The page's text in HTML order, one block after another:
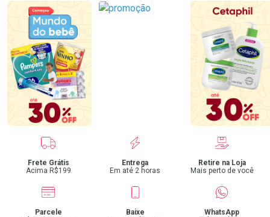
Benefícios
Frete Grátis
Acima R$199
Entrega
Em até 2 horas
Retire na Loja
Mais perto de você
Parcele
Baixe
WhatsApp